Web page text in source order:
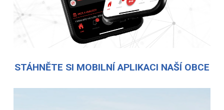
STÁHNĚTE SI MOBILNÍ APLIKACI NAŠÍ OBCE